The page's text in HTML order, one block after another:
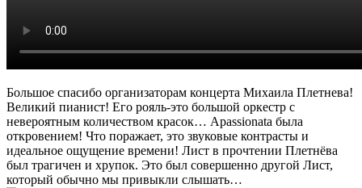
Большое спасибо организаторам концертa Михаила Плетнева!
Великий пианист! Его рояль-это большой оркестр с
невероятным количеством красок… Apassionata была
откровением! Что поражает, это звуковые контрасты и
идеальное ощущение времени! Лист в прочтении Плетнёва
был трагичен и хрупок. Это был совершенно другой Лист,
который обычно мы привыкли слышать…